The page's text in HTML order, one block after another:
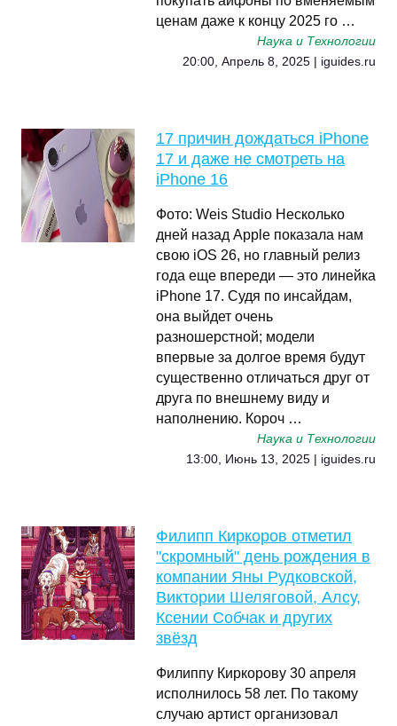
ценам даже к концу 2025 го …
Наука и Технологии
20:00, Апрель 8, 2025 | iguides.ru
17 причин дождаться iPhone
17 и даже не смотреть на
iPhone 16
Фото: Weis Studio Несколько
дней назад Apple показала нам
свою iOS 26, но главный релиз
года еще впереди — это линейка
iPhone 17. Судя по инсайдам,
она выйдет очень
разношерстной; модели
впервые за долгое время будут
существенно отличаться друг от
друга по внешнему виду и
наполнению. Короч …
Наука и Технологии
13:00, Июнь 13, 2025 | iguides.ru
Филипп Киркоров отметил
"скромный" день рождения в
компании Яны Рудковской,
Виктории Шеляговой, Алсу,
Ксении Собчак и других
звёзд
Филиппу Киркорову 30 апреля
исполнилось 58 лет. По такому
случаю артист организовал